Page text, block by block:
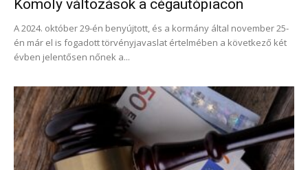
Komoly változások a cégautópiacon
A 2024. október 29-én benyújtott, és a kormány által november 25-
én már el is fogadott törvényjavaslat értelmében a következő két
évben jelentősen nőnek a...